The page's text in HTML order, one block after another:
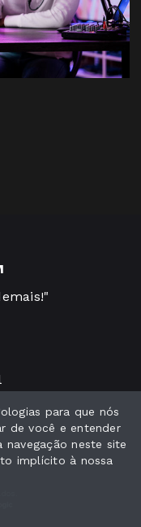
para que nós
de você e entender
neste site
implícito à nossa